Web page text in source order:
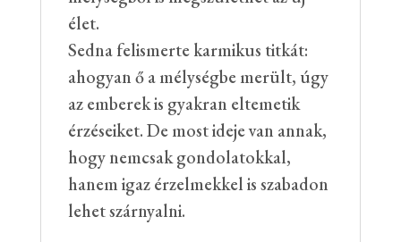
élet.
Sedna felismerte karmikus titkát:
ahogyan ő a mélységbe merült, úgy
az emberek is gyakran eltemetik
érzéseiket. De most ideje van annak,
hogy nemcsak gondolatokkal,
hanem igaz érzelmekkel is szabadon
lehet szárnyalni.